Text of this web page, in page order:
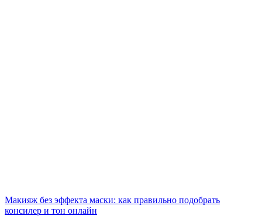
Макияж без эффекта маски: как правильно подобрать
консилер и тон онлайн